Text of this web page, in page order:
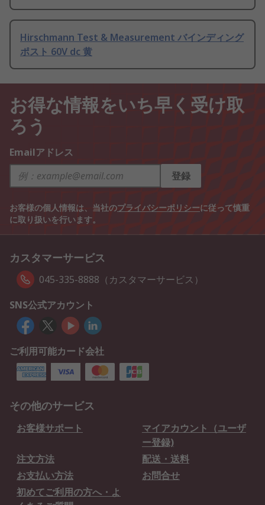
Hirschmann Test & Measurement バインディング
ポスト 60V dc 黄
お得な情報をいち早く受け取
ろう
Emailアドレス
登録
お客様の個人情報は、当社のプライバシーポリシーに従って慎重
に取り扱いを行います。
カスタマーサービス
045-335-8888（カスタマーサービス）
SNS公式アカウント
ご利用可能カード会社
その他のサービス
お客様サポート
マイアカウント（ユーザ
ー登録)
注文方法
配送・送料
お支払い方法
お問合せ
初めてご利用の方へ・よ